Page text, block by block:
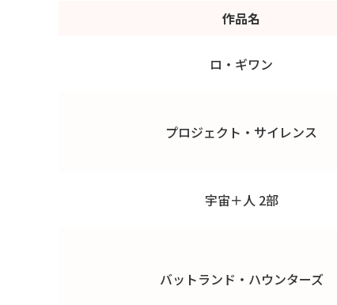
作品名
ロ・ギワン
プロジェクト・サイレンス
宇宙＋人 2部
バットランド・ハウンターズ